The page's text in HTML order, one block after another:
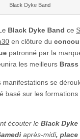
Black Dyke Band
Black Dyke Band ce
en clôture du
patronné par la
les meilleurs
manifestations se
basé sur les
écouter le Black Dyke
après-midi, place